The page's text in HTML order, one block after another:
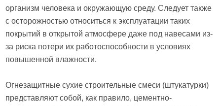
организм человека и окружающую среду. Следует также
с осторожностью относиться к эксплуатации таких
покрытий в открытой атмосфере даже под навесами из-
за риска потери их работоспособности в условиях
повышенной влажности.
Огнезащитные сухие строительные смеси (штукатурки)
представляют собой, как правило, цементно-